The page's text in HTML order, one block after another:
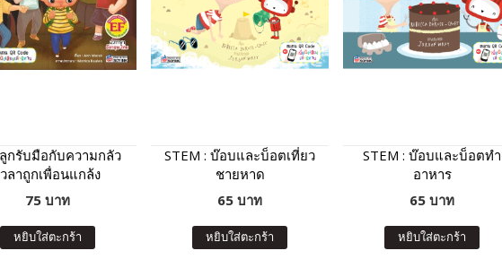
กรับมือกับความกลัว
ลาถูกเพื่อนแกล้ง
75 บาท
หยิบใส่ตะกร้า
STEM : บ๊อบและบ็อตเที่ยว
ชายหาด
65 บาท
หยิบใส่ตะกร้า
STEM : บ๊อบและบ็อตทำ
อาหาร
65 บาท
หยิบใส่ตะกร้า